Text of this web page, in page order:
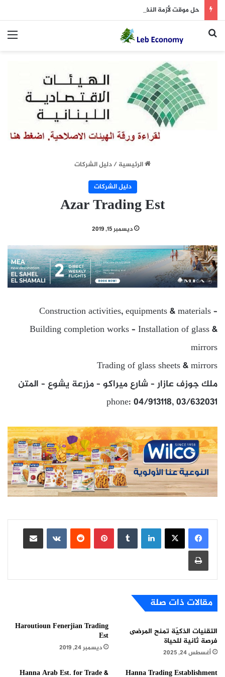
حل موقت لأزمة النفايات؟!
بحث عن
الرئيسية/دليل الشركات
دليل الشركات
Azar Trading Est
ديسمبر 15, 2019
Construction activities, equipments & materials –
Building completion works – Installation of glass &
mirrors
Trading of glass sheets & mirrors
ملك جوزف عازار – شارع ميراكو – مزرعة يشوع – المتن
phone: 04/913118, 03/632031
لينكدإن بينتيريست
مشاركة عبر البريد
طباعة
مقالات ذات صلة
التقنيات الذكيّة تمنح المرضى
فرصة ثانية للحياة
أغسطس 24, 2025
Haroutioun Fenerjian Trading
Est
ديسمبر 24, 2019
Hanna Trading Establishment
Hanna Arab Est. for Trade &